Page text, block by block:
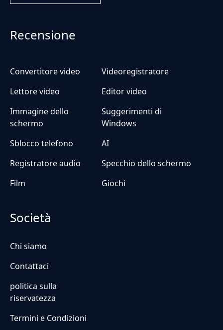
Recensione
Convertitore video
Videoregistratore
Lettore video
Editor video
Immagine dello
schermo
Suggerimenti di
Windows
Sblocco telefono
AI
Registratore audio
Specchio dello schermo
Film
Giochi
Società
Chi siamo
Contattaci
politica sulla
riservatezza
Termini e Condizioni